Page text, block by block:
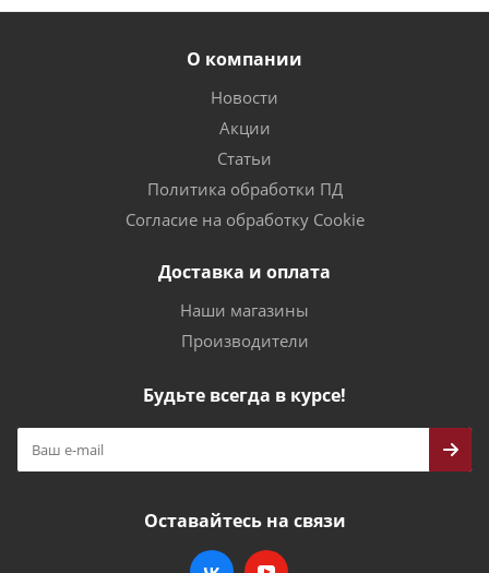
О компании
Новости
Акции
Статьи
Политика обработки ПД
Согласие на обработку Cookie
Доставка и оплата
Наши магазины
Производители
Будьте всегда в курсе!
Оставайтесь на связи